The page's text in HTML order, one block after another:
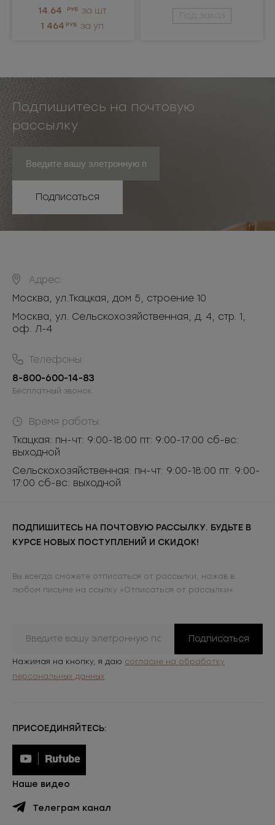
14.64 РУБ за шт.
1 464 РУБ за уп.
Под заказ
Подпишитесь на почтовую
рассылку
Подписаться
Адрес:
Москва, ул.Ткацкая, дом 5, строение 10
Москва, ул. Сельскохозяйственная, д. 4, стр. 1,
оф. Л-4
Телефоны:
8-800-600-14-83
Бесплатный звонок
Время работы:
Ткацкая: пн-чт: 9:00-18:00 пт: 9:00-17:00 сб-вс:
выходной
Сельскохозяйственная: пн-чт: 9:00-18:00 пт: 9:00-
17:00 сб-вс: выходной
ПОДПИШИТЕСЬ НА ПОЧТОВУЮ РАССЫЛКУ. БУДЬТЕ В
КУРСЕ НОВЫХ ПОСТУПЛЕНИЙ И СКИДОК!
Вы всегда сможете отписаться от рассылки, нажав в
любом письме на ссылку «Отписаться от рассылки»
Подписаться
Нажимая на кнопку, я даю согласие на обработку
персональных данных
ПРИСОЕДИНЯЙТЕСЬ:
Наше видео
Телеграм канал